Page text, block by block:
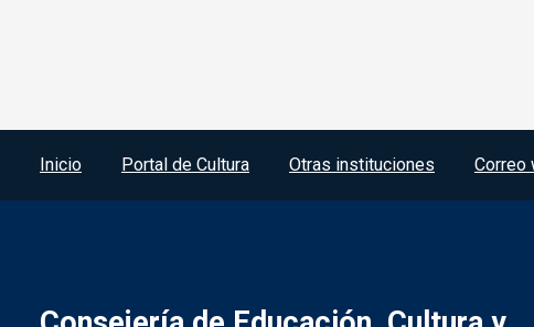
Menú del pie
Inicio Portal de Cultura Otras instituciones Correo